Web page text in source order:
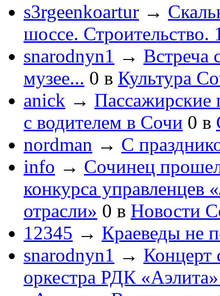
s3rgeenkoartur →
шоссе. Строительство.
snarodnyn1 → Встреча
музее... 0 в Культура
anick → Пассажирские
с водителем в Сочи 0 в
nordman → С
info → Сочинец
конкурса управленцев
отрасли» 0 в Новости
12345 → Краеведы не
snarodnyn1 → Концерт
оркестра РДК